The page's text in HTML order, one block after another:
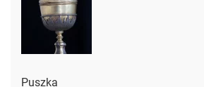
Puszka